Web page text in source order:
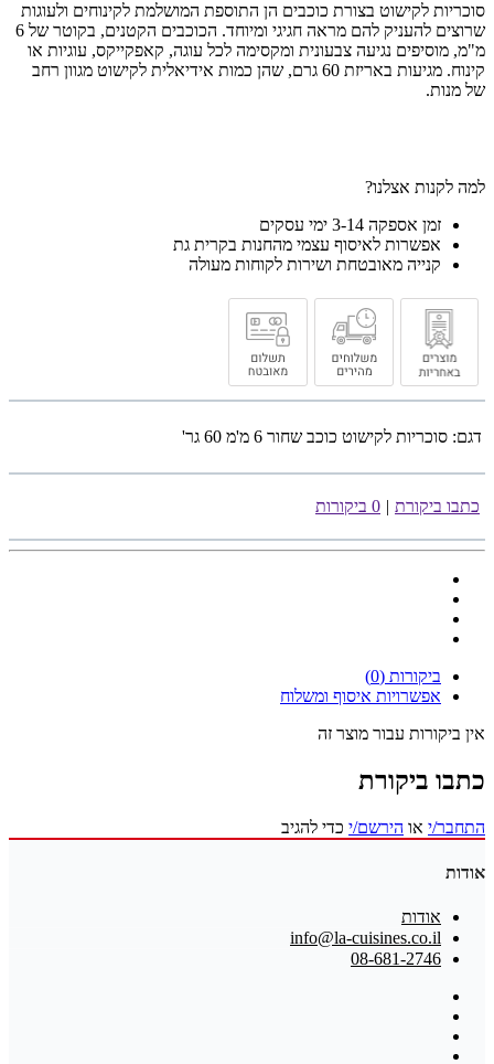
סוכריות לקישוט בצורת כוכבים הן התוספת המושלמת לקינוחים ולעוגות
שרוצים להעניק להם מראה חגיגי ומיוחד. הכוכבים הקטנים, בקוטר של 6
מ"מ, מוסיפים נגיעה צבעונית ומקסימה לכל עוגה, קאפקייקס, עוגיות או
קינוח. מגיעות באריזת 60 גרם, שהן כמות אידיאלית לקישוט מגוון רחב
של מנות.
למה לקנות אצלנו?
זמן אספקה 3-14 ימי עסקים
אפשרות לאיסוף עצמי מהחנות בקרית גת
קנייה מאובטחת ושירות לקוחות מעולה
דגם: סוכריות לקישוט כוכב שחור 6 מ'מ 60 גר'
כתבו ביקורת | 0 ביקורות
ביקורות (0)
אפשרויות איסוף ומשלוח
אין ביקורות עבור מוצר זה
כתבו ביקורת
התחבר/י או הירשם/י כדי להגיב
אודות
אודות
info@la-cuisines.co.il
08-681-2746